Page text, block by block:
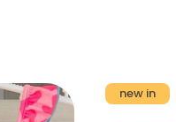
new in